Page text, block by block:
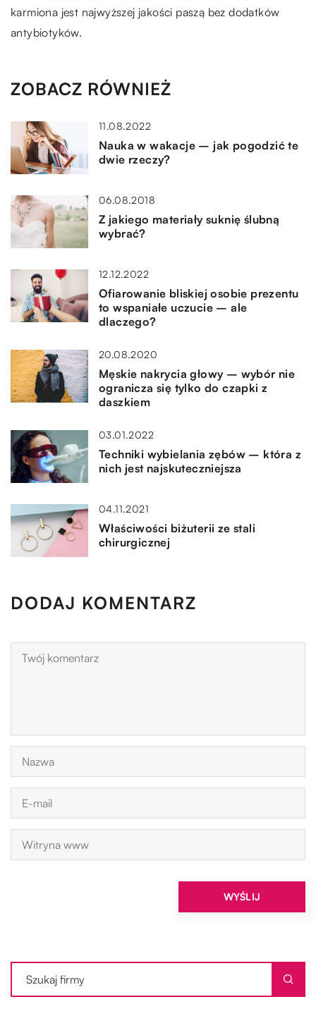
karmiona jest najwyższej jakości paszą bez dodatków
antybiotyków.
ZOBACZ RÓWNIEŻ
11.08.2022
Nauka w wakacje – jak pogodzić te
dwie rzeczy?
06.08.2018
Z jakiego materiały suknię ślubną
wybrać?
12.12.2022
Ofiarowanie bliskiej osobie prezentu
to wspaniałe uczucie – ale
dlaczego?
20.08.2020
Męskie nakrycia głowy – wybór nie
ogranicza się tylko do czapki z
daszkiem
03.01.2022
Techniki wybielania zębów – która z
nich jest najskuteczniejsza
04.11.2021
Właściwości biżuterii ze stali
chirurgicznej
DODAJ KOMENTARZ